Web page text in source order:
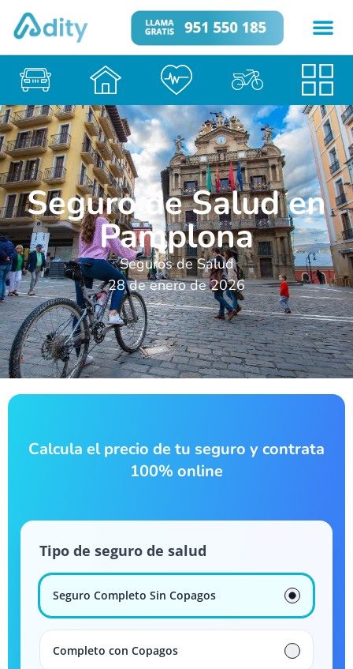
Seguro de Salud en
Pamplona
Seguros de Salud
28 de enero de 2026
Calcula el precio de tu seguro y contrata
100% online
Tipo de seguro de salud
Seguro Completo Sin Copagos
Completo con Copagos